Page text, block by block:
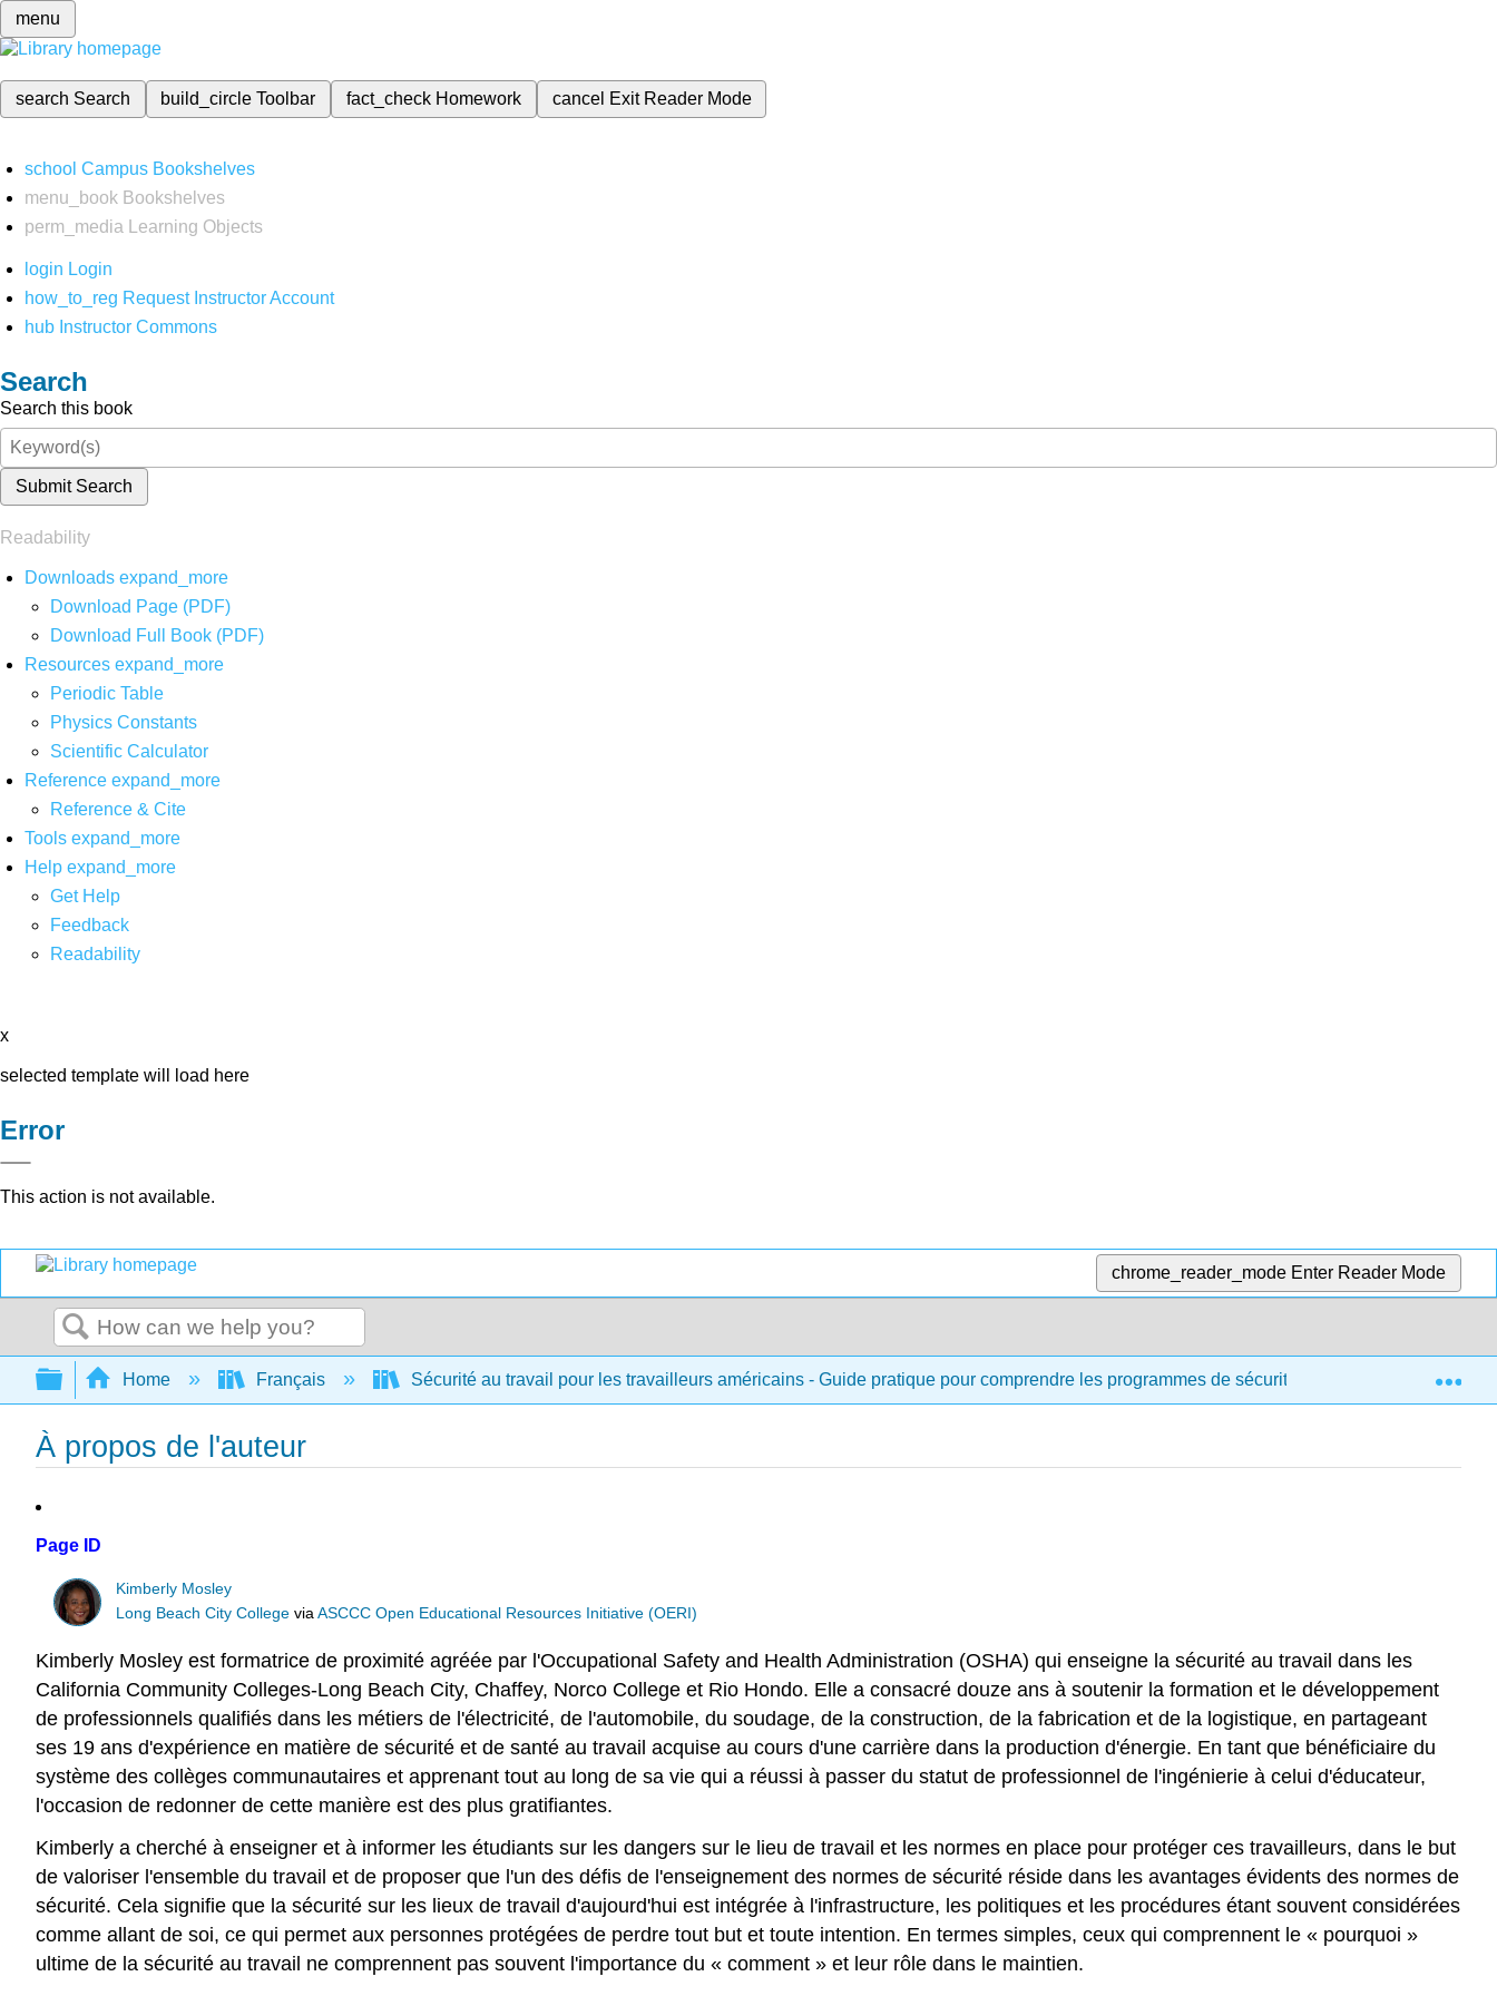
menu
search Search build_circleToolbar fact_check Homework cancel Exit Reader Mode
school Campus Bookshelves
menu_book Bookshelves
perm_media
Learning Objects
login Login
how_to_reg Request Instructor Account
hub Instructor Commons
Search
Search this book
Submit Search
Readability
Downloads expand_more
Download Page (PDF)
Download Full Book (PDF)
Resources expand_more
Periodic Table
Physics Constants
Scientific Calculator
Reference expand_more
Reference & Cite
Tools expand_more
Help expand_more
Get Help
Feedback
Readability
x
selected template will load here
Error
This action is not available.
chrome_reader_mode Enter Reader Mode
Search
Expand/collapse global hierarchy
Home Français Sécurité au travail pour les travailleurs américains - Guide pratique pour comprendre les programmes de sécurité et de santé destinés
À propos de l'auteur
Page ID
Kimberly Mosley
Long Beach City College viaASCCC Open Educational Resources Initiative (OERI)
Kimberly Mosley est formatrice de proximité agréée par l'Occupational Safety and Health Administration (OSHA) qui enseigne la sécurité au travail dans les
California Community Colleges-Long Beach City, Chaffey, Norco College et Rio Hondo. Elle a consacré douze ans à soutenir la formation et le développement
de professionnels qualifiés dans les métiers de l'électricité, de l'automobile, du soudage, de la construction, de la fabrication et de la logistique, en partageant
ses 19 ans d'expérience en matière de sécurité et de santé au travail acquise au cours d'une carrière dans la production d'énergie. En tant que bénéficiaire du
système des collèges communautaires et apprenant tout au long de sa vie qui a réussi à passer du statut de professionnel de l'ingénierie à celui d'éducateur,
l'occasion de redonner de cette manière est des plus gratifiantes.
Kimberly a cherché à enseigner et à informer les étudiants sur les dangers sur le lieu de travail et les normes en place pour protéger ces travailleurs, dans le but
de valoriser l'ensemble du travail et de proposer que l'un des défis de l'enseignement des normes de sécurité réside dans les avantages évidents des normes de
sécurité. Cela signifie que la sécurité sur les lieux de travail d'aujourd'hui est intégrée à l'infrastructure, les politiques et les procédures étant souvent considérées
comme allant de soi, ce qui permet aux personnes protégées de perdre tout but et toute intention. En termes simples, ceux qui comprennent le « pourquoi »
ultime de la sécurité au travail ne comprennent pas souvent l'importance du « comment » et leur rôle dans le maintien.